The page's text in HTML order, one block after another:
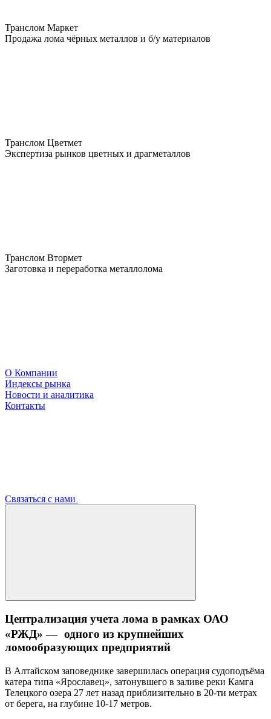
Транслом Маркет
Продажа лома чёрных металлов и б/у материалов
Транслом Цветмет
Экспертиза рынков цветных и драгметаллов
Транслом Втормет
Заготовка и переработка металлолома
О Компании
Индексы рынка
Новости и аналитика
Контакты
Связаться с нами
Централизация учета лома в рамках ОАО
«РЖД» — одного из крупнейших
ломообразующих предприятий
В Алтайском заповеднике завершилась операция судоподъёма
катера типа «Ярославец», затонувшего в заливе реки Камга
Телецкого озера 27 лет назад приблизительно в 20-ти метрах
от берега, на глубине 10-17 метров.